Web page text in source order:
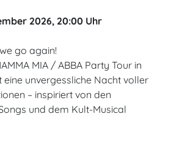
2026, 20:00 Uhr
go again!
MIA / ABBA Party Tour in
eine unvergessliche Nacht voller
– inspiriert von den
und dem Kult-Musical